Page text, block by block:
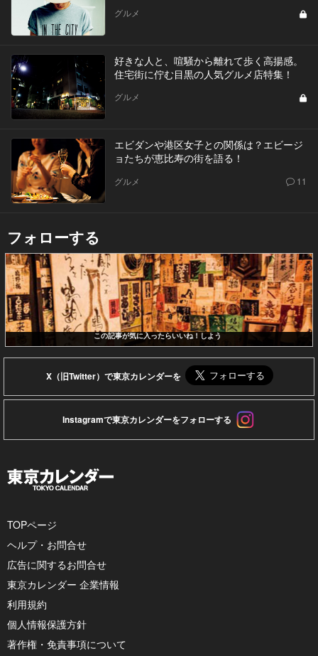
グルメ
好きな人と、喧騒から離れて歩く高揚感。
住宅街に佇む目黒の人気グルメ店特集！
グルメ
エビダンや港区女子との関係は？エビージ
ョたちが恵比寿の街を語る！
グルメ 11
フォローする
この記事が気に入ったらいいね！しよう
X（旧Twitter）で東京カレンダーを
Instagramで東京カレンダーをフォローする
TOPページ
ヘルプ・お問合せ
広告に関するお問合せ
東京カレンダー 企業情報
利用規約
個人情報保護方針
著作権・免責事項について